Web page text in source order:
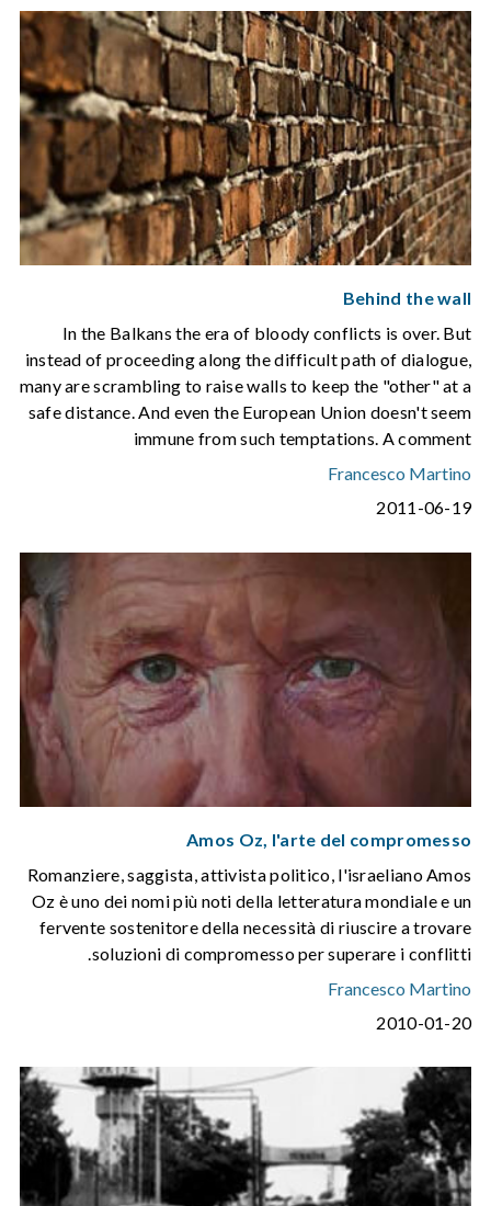
Behind the wall
In the Balkans the era of bloody conflicts is over. But
instead of proceeding along the difficult path of dialogue,
many are scrambling to raise walls to keep the "other" at a
safe distance. And even the European Union doesn't seem
immune from such temptations. A comment
Francesco Martino
2011-06-19
Amos Oz, l'arte del compromesso
Romanziere, saggista, attivista politico, l'israeliano Amos
Oz è uno dei nomi più noti della letteratura mondiale e un
fervente sostenitore della necessità di riuscire a trovare
soluzioni di compromesso per superare i conflitti.
Francesco Martino
2010-01-20